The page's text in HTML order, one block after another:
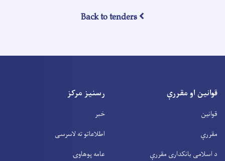
Back to tenders
قوانین او مقررې
قوانین
مقررې
د اسلامی بانکداری مقررې
رسنیز مرکز
خبر
اطلاعاتو ته لاسرسی
عامه پوهاوۍ